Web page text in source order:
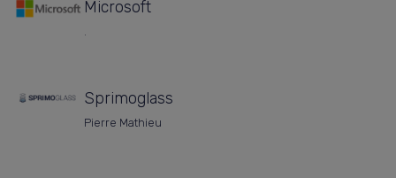
Microsoft
.
Sprimoglass
Pierre Mathieu